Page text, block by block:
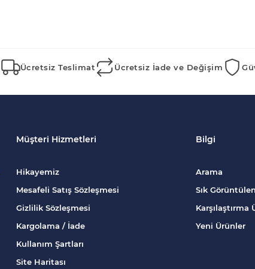
Ücretsiz Teslimat Ücretsiz İade ve Değişim
Müşteri Hizmetleri
Hikayemiz
Mesafeli Satış Sözleşmesi
Gizlilik Sözleşmesi
Kargolama / İade
Kullanım Şartları
Site Haritası
Bilgi
Arama
Sık
Karşılaştırma
Yeni Ürünler